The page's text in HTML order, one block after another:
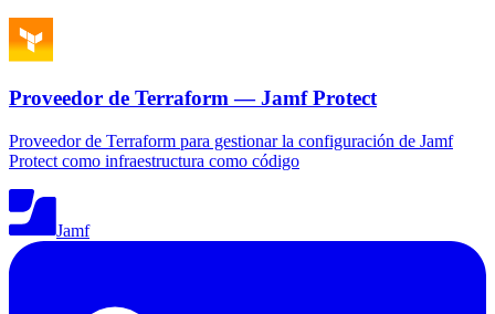
Proveedor de Terraform — Jamf Protect
Proveedor de Terraform para gestionar la configuración de Jamf
Protect como infraestructura como código
Jamf